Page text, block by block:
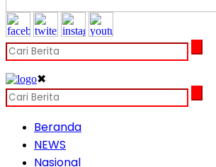
✖
Beranda
NEWS
Nasional